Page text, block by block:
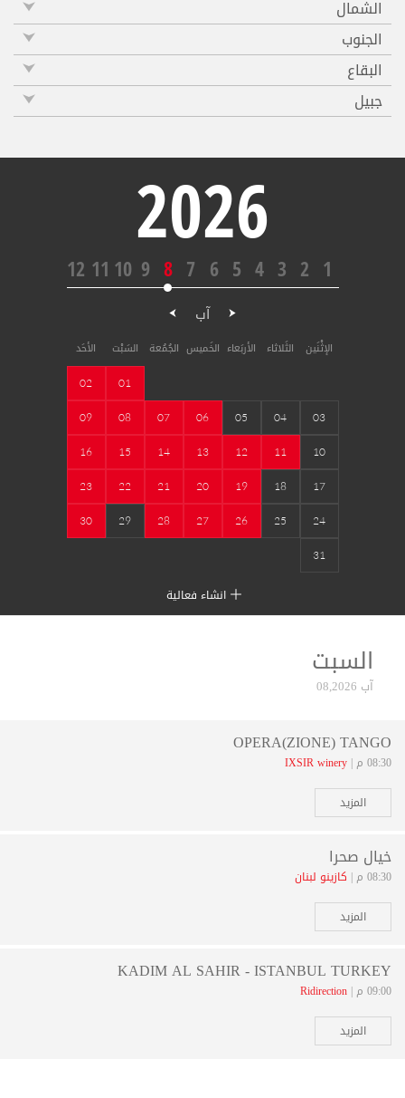
الشمال
الجنوب
البقاع
جبيل
2026
1
2
3
4
5
6
7
8
9
10
11
12
آب
الإثْنَين الثَلاثاء الأربَعاء الخَميس الجُمُعة السَبْت الأحَد
01
02
03
04
05
06
07
08
09
10
11
12
13
14
15
16
17
18
19
20
21
22
23
24
25
26
27
28
29
30
31
انشاء فعالية
السبت
آب 08,2026
OPERA(ZIONE) TANGO
08:30 م |
IXSIR winery
المزيد
خيال صحرا
08:30 م |
كازينو لبنان
المزيد
KADIM AL SAHIR - ISTANBUL TURKEY
09:00 م |
Ridirection
المزيد